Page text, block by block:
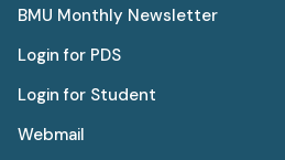
BMU Monthly Newsletter
Login for PDS
Login for Student
Webmail